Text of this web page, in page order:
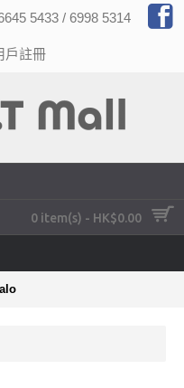
5433 / 6998 5314
戶註冊
0 item(s) - HK$0.00